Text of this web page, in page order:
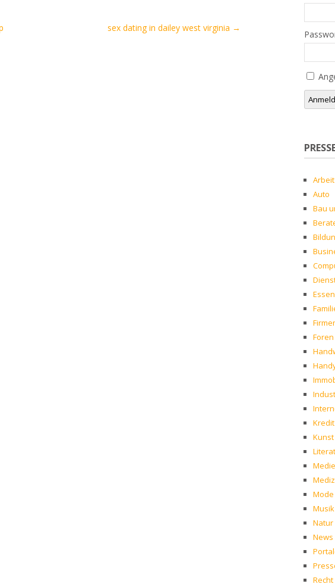
sex dating in dailey west virginia →
Arbeit
Auto
Bau
Kredit
Mode
Musik
Natur
News
Recht